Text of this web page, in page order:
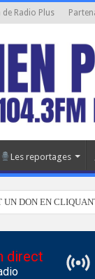
Radio Plus
Les reportages
UN DON EN
direct